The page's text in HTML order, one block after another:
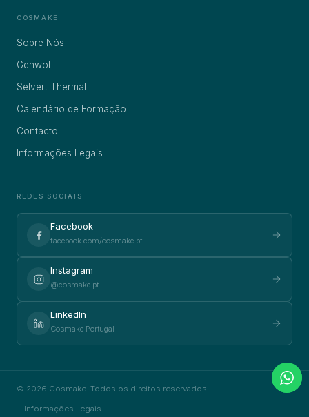
COSMAKE
Sobre Nós
Gehwol
Selvert Thermal
Calendário de Formação
Contacto
Informações Legais
REDES SOCIAIS
Facebook
facebook.com/cosmake.pt
Instagram
@cosmake.pt
LinkedIn
Cosmake Portugal
© 2026 Cosmake. Todos os direitos reservados.
Informações Legais